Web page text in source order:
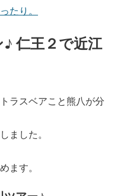
たり。
仁王２で近江
ラスベアこと熊八が分
ました。
ます。